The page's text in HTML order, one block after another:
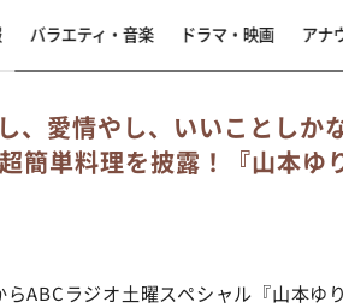
バラエティ・音楽 ドラマ・映画 アナ
、愛情やし、いいことしか
簡単料理を披露！『山本ゆ
ABCラジオ土曜スペシャル『山本ゆ